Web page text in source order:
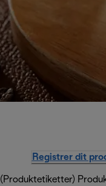
Registrer dit
(Produktetiketter)